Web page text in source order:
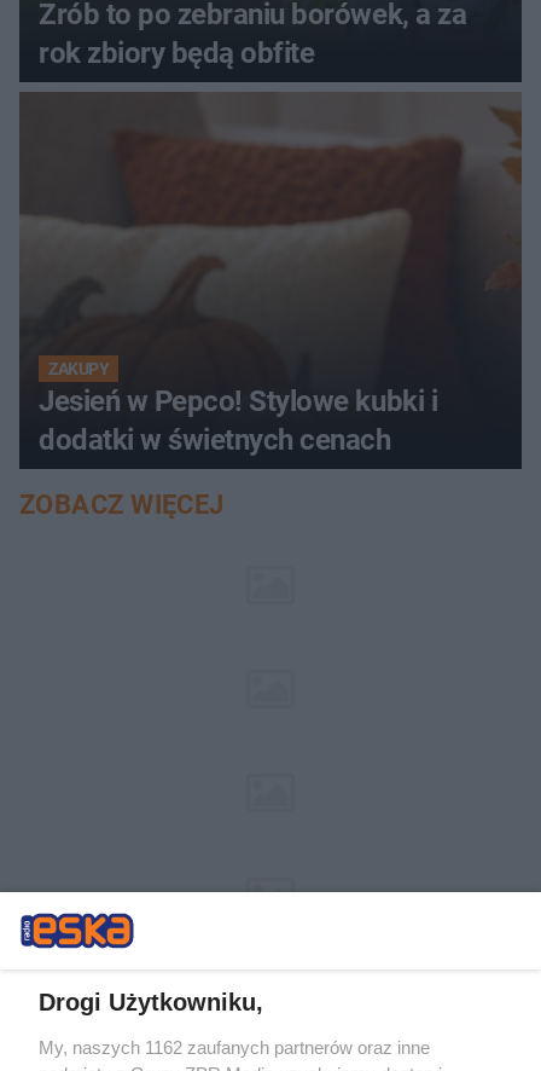
Zrób to po zebraniu borówek, a za
rok zbiory będą obfite
ZAKUPY
Jesień w Pepco! Stylowe kubki i
dodatki w świetnych cenach
ZOBACZ WIĘCEJ
Drogi Użytkowniku,
My, naszych 1162 zaufanych partnerów oraz inne